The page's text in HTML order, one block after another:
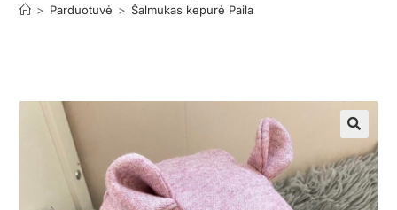
> Parduotuvė > Šalmukas kepurė Paila
🔍